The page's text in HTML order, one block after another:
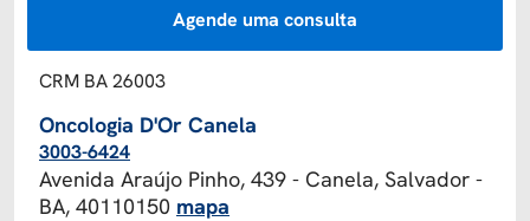
Agende uma consulta
CRM BA 26003
Oncologia D'Or Canela
3003-6424
Avenida Araújo Pinho, 439 - Canela, Salvador -
BA, 40110150 mapa